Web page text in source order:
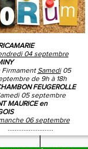
04 septembre
Firmament Samedi05
de 9h à 18h
FEUGEROLLE
05 septembre
MAURICE en
06 septembre
..........................